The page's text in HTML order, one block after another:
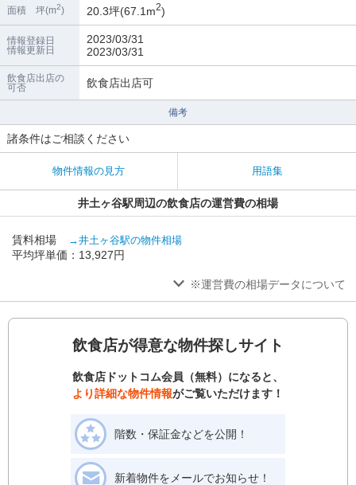
面積 坪(m2) 20.3坪(67.1m2)
情報登録日
情報更新日
2023/03/31
2023/03/31
飲食店出店の
可否
飲食店出店可
備考
諸条件はご相談ください
物件情報の見方 用語集
井土ヶ谷駅周辺の飲食店の運営費の相場
賃料相場 →井土ヶ谷駅の物件相場
平均坪単価：13,927円
※運営費の相場データについて
飲食店が得意な物件探しサイト
飲食店ドットコム会員（無料）になると、
より詳細な物件情報がご覧いただけます！
階数・保証金などを公開！
新着物件をメールでお知らせ！